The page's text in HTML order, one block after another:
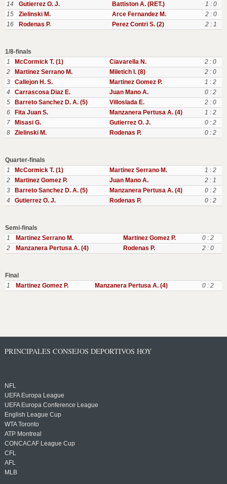
14 Gutierrez O. J. Battiston A. (RET.)
1 : 0
15
Zielinski M. Arce Fernandez M.
2 : 0
16
Rodenas P. Perez Contri S. (2) 2 : 1
1/8-finals
1
McCormick T. (1) Ciavarella N.
2 : 0
2
Martinez Serrano M. Miletich I. (8)
2 : 0
3
Callejon H. S. Martinez Gomez P.
1 : 2
4
Carrascosa Diaz E. Juan Mano A.
0 : 2
5
Barreto Sanchez D. A. (5) Villoslada E.
2 : 0
6
Fita Juan S. Manzanera Pertusa A. (4)
1 : 2
7
Misasi G. Gutierrez O. J.
0 : 2
8
Zielinski M. Rodenas P. 0 : 2
Quarter-finals
1
McCormick T. (1) Martinez Serrano M.
1 : 2
2
Martinez Gomez P. Juan Mano A.
2 : 1
3
Barreto Sanchez D. A. (5) Manzanera Pertusa A. (4)
0 : 2
4
Gutierrez O. J. Rodenas P. 0 : 2
Semi-finals
1
Martinez Serrano M. Martinez Gomez P.
0 : 2
2
Manzanera Pertusa A. (4) Rodenas P. 2 : 0
Final
1
Martinez Gomez P. Manzanera Pertusa A. (4) 0 : 2
PRINCIPALES CONSEJOS DEPORTIVOS HOY
NFL
UEFA Europa League
UEFA Europa Conference League
English League Cup
WTA Toronto
ATP Montreal
CONCACAF League Cup
CFL
AFL
MLB